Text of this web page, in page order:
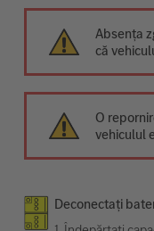
Absența
că
O
vehiculul
Deconectați